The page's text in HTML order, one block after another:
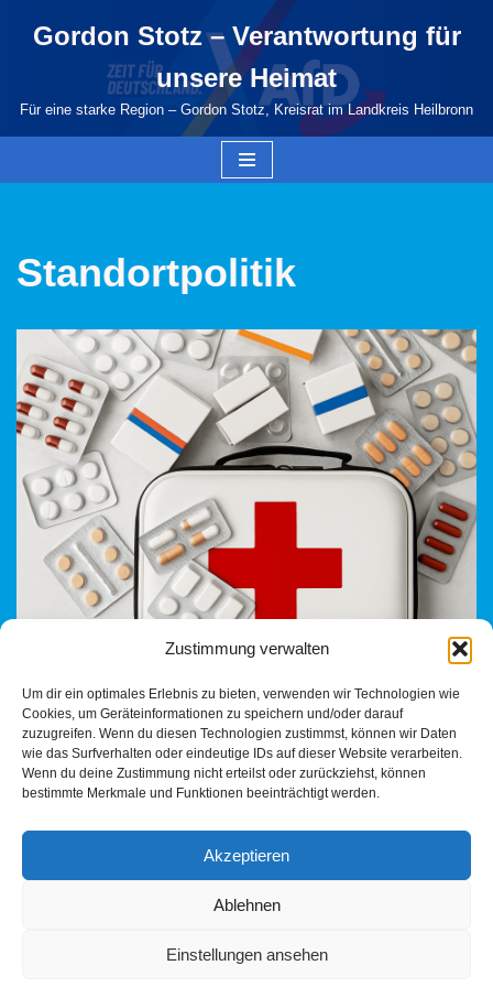
Zustimmung verwalten
Um dir ein optimales Erlebnis zu bieten, verwenden wir Technologien wie
Cookies, um Geräteinformationen zu speichern und/oder darauf
zuzugreifen. Wenn du diesen Technologien zustimmst, können wir Daten
wie das Surfverhalten oder eindeutige IDs auf dieser Website verarbeiten.
Wenn du deine Zustimmung nicht erteilst oder zurückziehst, können
bestimmte Merkmale und Funktionen beeinträchtigt werden.
Akzeptieren
Ablehnen
Einstellungen ansehen
springen
Gordon Stotz – Verantwortung für
unsere Heimat
Für eine starke Region – Gordon Stotz, Kreisrat im Landkreis Heilbronn
Standortpolitik
Zeichen gesetzt – und diesmal eines, das auch in Europa
dringend gehört werden sollte. Mit der Ankündigung,
…Weiterlesen »